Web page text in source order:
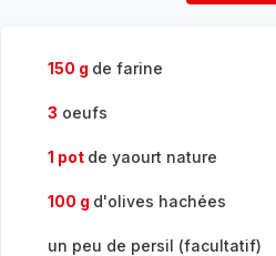
150 g de farine
3 oeufs
1 pot de yaourt nature
100 g d'olives hachées
un peu de persil (facultatif)